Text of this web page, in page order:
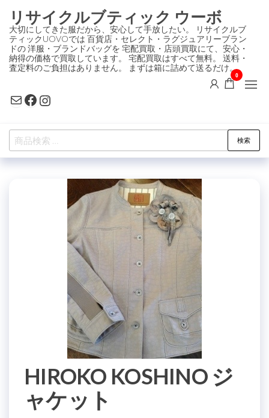
ン
テ
ン
ツ
プ
リサイクルブティック ウーボ
大切にしてきた服だから、安心して手放したい。 リサイクルブ
ティックUOVOでは 百貨店・セレクト・ラグジュアリーブラン
ドの 洋服・ブランドバッグを 宅配買取・店頭買取にて、安心・
納得の価格で買取しています。 宅配買取はすべて無料。 送料・
査定料のご負担はありません。 まずは箱に詰めて送るだけ。
MailFacebook
Instagram
0
検
索
検索
HIROKO KOSHINO ジ
ャケット